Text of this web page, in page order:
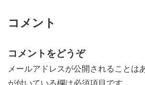
コメント
コメントをどうぞ
メールアドレスが公開されることは